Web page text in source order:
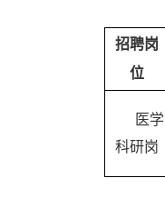
招聘岗
位
医学
科研岗